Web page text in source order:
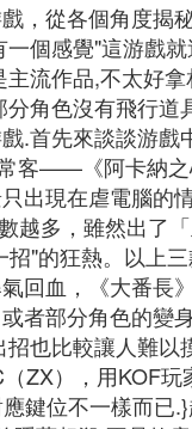
，從各個角度揭
個感覺"這游戲
流作品,不太好
角色沒有飛行
.首先來談談游
客——《阿卡納
出現在虐電腦的
越多，雖然出了
"的狂熱。以上
回血，《大番長
者部分角色的變
也比較讓人難
），用KOF玩
鍵位不一樣而已